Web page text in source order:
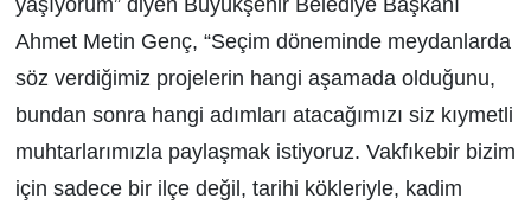
Ahmet Metin Genç, “Seçim döneminde meydanlarda
söz verdiğimiz projelerin hangi aşamada olduğunu,
bundan sonra hangi adımları atacağımızı siz kıymetli
muhtarlarımızla paylaşmak istiyoruz. Vakfıkebir bizim
için sadece bir ilçe değil, tarihi kökleriyle, kadim